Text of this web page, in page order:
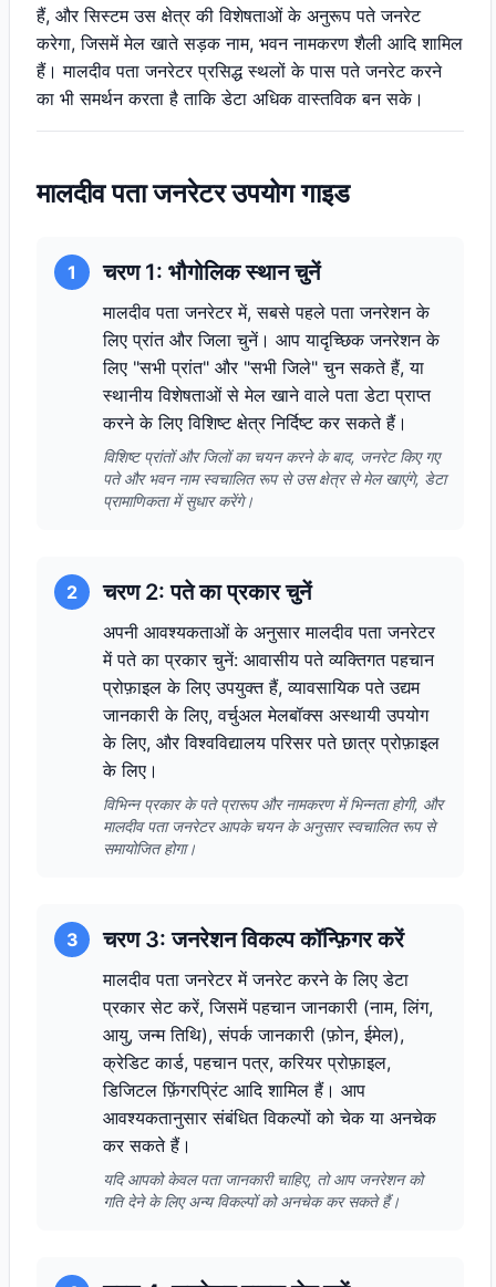
हैं, और सिस्टम उस क्षेत्र की विशेषताओं के अनुरूप पते जनरेट
करेगा, जिसमें मेल खाते सड़क नाम, भवन नामकरण शैली आदि शामिल
हैं। मालदीव पता जनरेटर प्रसिद्ध स्थलों के पास पते जनरेट करने
का भी समर्थन करता है ताकि डेटा अधिक वास्तविक बन सके।
मालदीव पता जनरेटर उपयोग गाइड
1 चरण 1: भौगोलिक स्थान चुनें
मालदीव पता जनरेटर में, सबसे पहले पता जनरेशन के
लिए प्रांत और जिला चुनें। आप यादृच्छिक जनरेशन के
लिए "सभी प्रांत" और "सभी जिले" चुन सकते हैं, या
स्थानीय विशेषताओं से मेल खाने वाले पता डेटा प्राप्त
करने के लिए विशिष्ट क्षेत्र निर्दिष्ट कर सकते हैं।
विशिष्ट प्रांतों और जिलों का चयन करने के बाद, जनरेट किए गए
पते और भवन नाम स्वचालित रूप से उस क्षेत्र से मेल खाएंगे, डेटा
प्रामाणिकता में सुधार करेंगे।
2 चरण 2: पते का प्रकार चुनें
अपनी आवश्यकताओं के अनुसार मालदीव पता जनरेटर
में पते का प्रकार चुनें: आवासीय पते व्यक्तिगत पहचान
प्रोफ़ाइल के लिए उपयुक्त हैं, व्यावसायिक पते उद्यम
जानकारी के लिए, वर्चुअल मेलबॉक्स अस्थायी उपयोग
के लिए, और विश्वविद्यालय परिसर पते छात्र प्रोफ़ाइल
के लिए।
विभिन्न प्रकार के पते प्रारूप और नामकरण में भिन्नता होगी, और
मालदीव पता जनरेटर आपके चयन के अनुसार स्वचालित रूप से
समायोजित होगा।
3 चरण 3: जनरेशन विकल्प कॉन्फ़िगर करें
मालदीव पता जनरेटर में जनरेट करने के लिए डेटा
प्रकार सेट करें, जिसमें पहचान जानकारी (नाम, लिंग,
आयु, जन्म तिथि), संपर्क जानकारी (फ़ोन, ईमेल),
क्रेडिट कार्ड, पहचान पत्र, करियर प्रोफ़ाइल,
डिजिटल फ़िंगरप्रिंट आदि शामिल हैं। आप
आवश्यकतानुसार संबंधित विकल्पों को चेक या अनचेक
कर सकते हैं।
यदि आपको केवल पता जानकारी चाहिए, तो आप जनरेशन को
गति देने के लिए अन्य विकल्पों को अनचेक कर सकते हैं।